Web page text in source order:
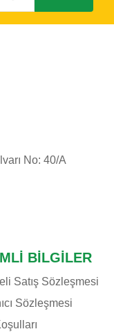
No: 40/A
BILGILER
Satış Sözleşmesi
Sözleşmesi